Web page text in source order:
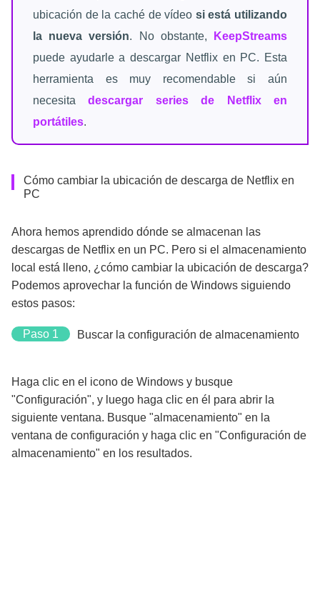
ubicación de la caché de vídeo si está utilizando
la nueva versión. No obstante,
KeepStreams
puede ayudarle a descargar Netflix en PC. Esta
herramienta es muy recomendable si aún
necesitadescargar series de Netflix en
portátiles.
Cómo cambiar la ubicación de descarga de Netflix en
PC
Ahora hemos aprendido dónde se almacenan las
descargas de Netflix en un PC. Pero si el almacenamiento
local está lleno, ¿cómo cambiar la ubicación de descarga?
Podemos aprovechar la función de Windows siguiendo
estos pasos:
Paso 1 Buscar la configuración de almacenamiento
Haga clic en el icono de Windows y busque
"Configuración", y luego haga clic en él para abrir la
siguiente ventana. Busque "almacenamiento" en la
ventana de configuración y haga clic en "Configuración de
almacenamiento" en los resultados.